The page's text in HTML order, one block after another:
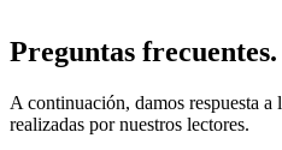
Preguntas frecuentes.
A continuación, damos respuesta a
realizadas por nuestros lectores.